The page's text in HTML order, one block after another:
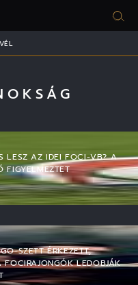
LESZ AZ IDEI FOCI-VB? A
FIGYELMEZTET
SZETT ÉRKEZETT,
LEDOBJÁK